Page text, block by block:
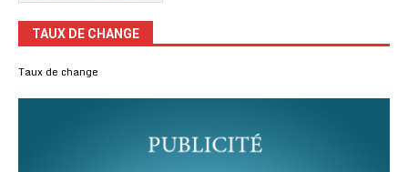
TAUX DE CHANGE
Taux de change